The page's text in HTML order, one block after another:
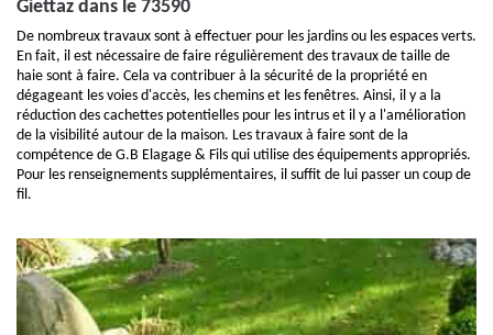
Giettaz dans le 73590
De nombreux travaux sont à effectuer pour les jardins ou les espaces verts.
En fait, il est nécessaire de faire régulièrement des travaux de taille de
haie sont à faire. Cela va contribuer à la sécurité de la propriété en
dégageant les voies d'accès, les chemins et les fenêtres. Ainsi, il y a la
réduction des cachettes potentielles pour les intrus et il y a l'amélioration
de la visibilité autour de la maison. Les travaux à faire sont de la
compétence de G.B Elagage & Fils qui utilise des équipements appropriés.
Pour les renseignements supplémentaires, il suffit de lui passer un coup de
fil.